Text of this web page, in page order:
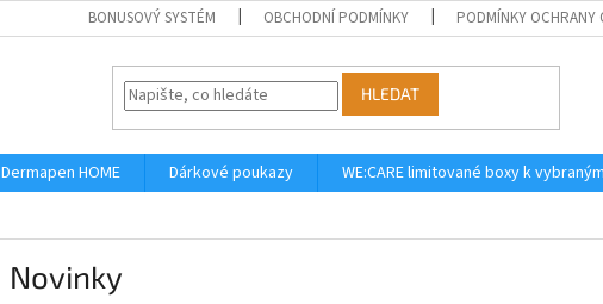
BONUSOVÝ SYSTÉM OBCHODNÍ PODMÍNKY PODMÍNKY OCHRANY
HLEDAT
Dermapen HOME Dárkové poukazy
WE:CARE limitované boxy k
Novinky